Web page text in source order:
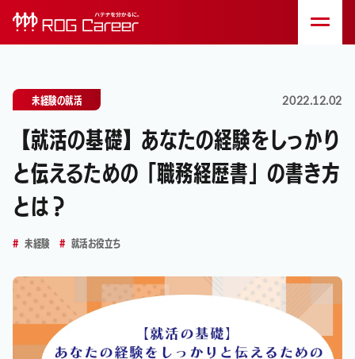
未経験の就活 2022.12.02
【就活の基礎】あなたの経験をしっかり
と伝えるための「職務経歴書」の書き方
とは？
未経験 就活お役立ち